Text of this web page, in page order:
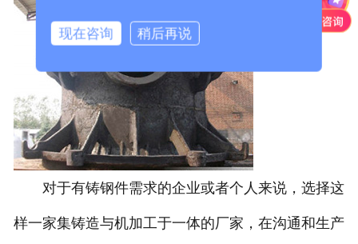
对于有铸钢件需求的企业或者个人来说，选择这
样一家集铸造与机加工于一体的厂家，在沟通和生产
现在咨询 稍后再说